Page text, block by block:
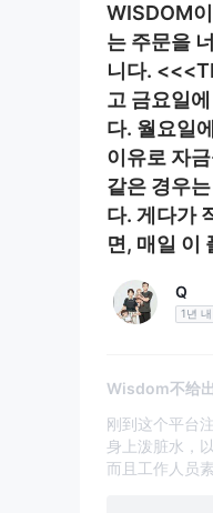
WISDOM
는 주문을
니다.
고 금요일
다. 월요일
이유로 자
같은 경우
다. 게다가
면, 매일 이
Q
1년 내
Wisdom不给
刚到这个平台
身上泼脏水，
而且工作人员